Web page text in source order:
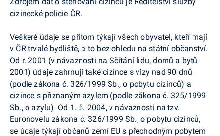
cizinecké policie ČR.
Veškeré údaje se přitom týkají všech obyvatel, kteří mají
v ČR trvalé bydliště, a to bez ohledu na státní občanství.
Od r. 2001 (v návaznosti na Sčítání lidu, domů a bytů
2001) údaje zahrnují také cizince s vízy nad 90 dnů
(podle zákona č. 326/1999 Sb., o pobytu cizinců) a
cizince s přiznaným azylem (podle zákona č. 325/1999
Sb., o azylu). Od 1. 5. 2004, v návaznosti na tzv.
Euronovelu zákona č. 326/1999 Sb., o pobytu cizinců,
se údaje týkají občanů zemí EU s přechodným pobytem